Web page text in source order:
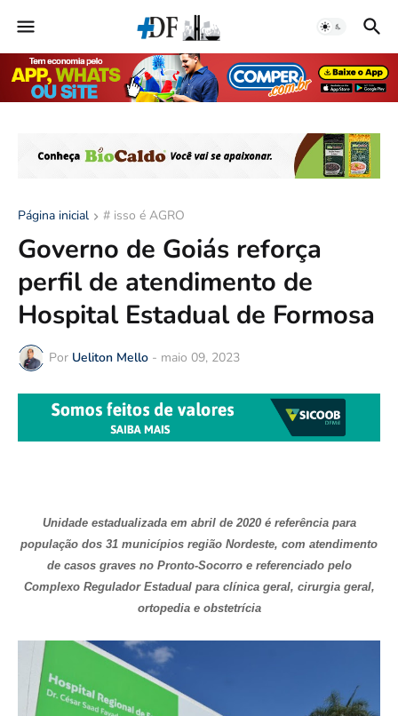
Página inicial # isso é AGRO
Governo de Goiás reforça
perfil de atendimento de
Hospital Estadual de Formosa
Por Ueliton Mello - maio 09, 2023
Unidade estadualizada em abril de 2020 é referência para
população dos 31 municípios região Nordeste, com atendimento
de casos graves no Pronto-Socorro e referenciado pelo
Complexo Regulador Estadual para clínica geral, cirurgia geral,
ortopedia e obstetrícia